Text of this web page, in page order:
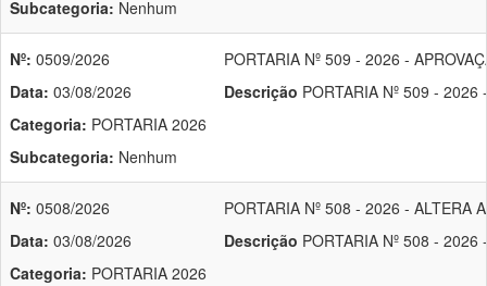
Subcategoria: Nenhum
Nº: 0509/2026
Data: 03/08/2026
Categoria: PORTARIA 2026
Subcategoria: Nenhum
PORTARIA Nº 509 - 2026 -
Descrição PORTARIA Nº 509 - 2026
Nº: 0508/2026
Data: 03/08/2026
Categoria: PORTARIA 2026
PORTARIA Nº 508 - 2026 - ALTERA
Descrição PORTARIA Nº 508 - 2026